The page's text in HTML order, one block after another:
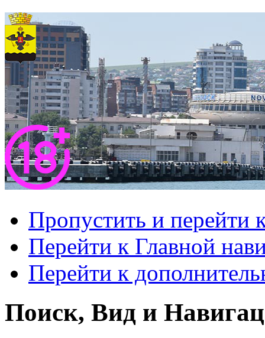
Пропустить и перейти
Перейти к Главной
Перейти к
Поиск, Вид и